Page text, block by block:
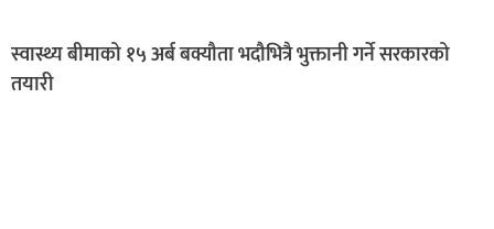
स्वास्थ्य बीमाको १५ अर्ब बक्यौता भदौभित्रै भुक्तानी गर्ने सरकारको
तयारी